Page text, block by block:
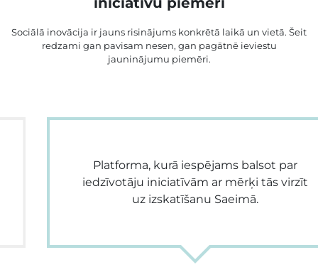
Sociālā inovācija ir jauns risinājums konkrētā laikā un vietā. Šeit
redzami gan pavisam nesen, gan pagātnē ieviestu
jauninājumu piemēri.
Platforma, kurā iespējams balsot par
iedzīvotāju iniciatīvām ar mērķi tās virzīt
uz izskatīšanu Saeimā.